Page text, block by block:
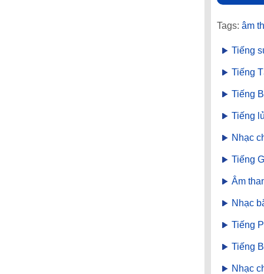
Tags: âm
Tiếng
Tiếng
Tiếng
Tiếng
Nhạc
Tiếng
Âm
Nhạc
Tiếng
Tiếng
Nhạc